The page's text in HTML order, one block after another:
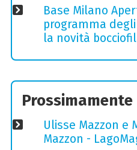
Base Milano
programma
la novità
Prossimamente
Ulisse Mazzon e
Mazzon -